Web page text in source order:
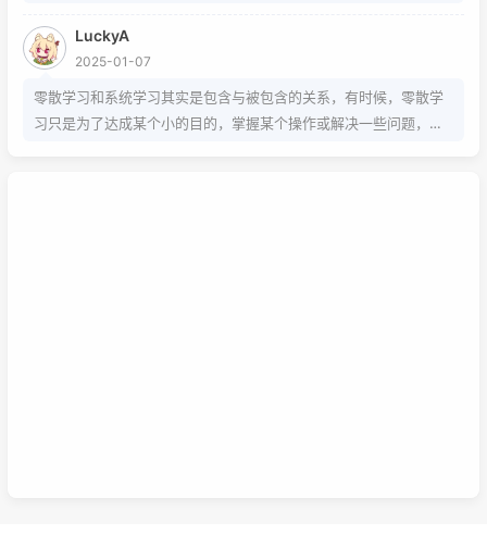
LuckyA
2025-01-07
零散学习和系统学习其实是包含与被包含的关系，有时候，零散学
习只是为了达成某个小的目的，掌握某个操作或解决一些问题，而